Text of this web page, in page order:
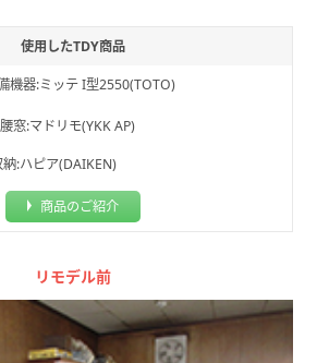
使用したTDY商品
機器:ミッテ I型2550(TOTO)
窓:マドリモ(YKK AP)
:ハピア(DAIKEN)
商品のご紹介
リモデル前